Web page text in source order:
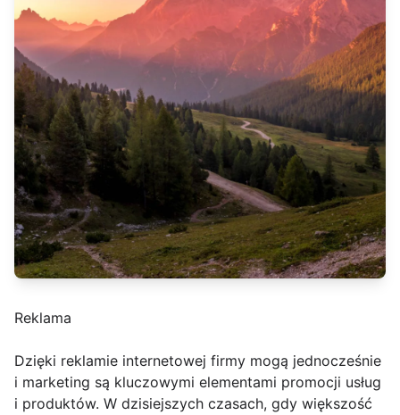
Reklama
Dzięki reklamie internetowej firmy mogą jednocześnie
i marketing są kluczowymi elementami promocji usług
i produktów. W dzisiejszych czasach, gdy większość